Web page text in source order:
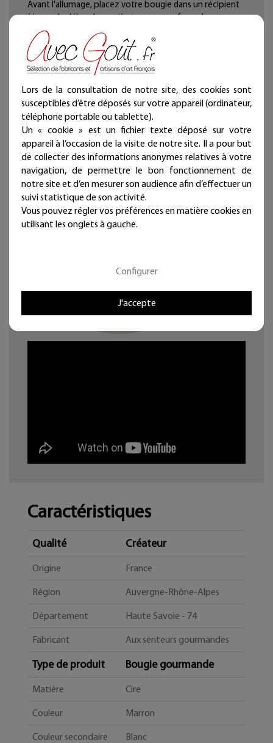
Avant l'allumage, placez votre bougie dans un récipient
(risque de débordement) et sur une surface plane.
Ne pas placer la bougie proche d'un courant d'air.
Laissez toujours votre bougie allumée au minimum
1h30 et au maximum 2h30 jusqu'à obtenir une ''piscine''
de cire, cela évitera la formation d'un puit.
Les bougies type "gourmandes" ne sont pas
comestibles.
S'agissant de fabrication artisanale, les couleurs et les
formes peuvent varier par rapport aux images.
Caractéristiques
Qualité Créateur
Origine France
Région Auvergne-Rhône-Alpes
Département Haute Savoie - 74
Fabricant Aux senteurs gourmandes
Type de produit Bougie gourmande
Matière Cire
Couleur Marron
Couleur secondaire Blanc
Lors de la consultation de notre site, des cookies sont
susceptibles d’être déposés sur votre appareil (ordinateur,
téléphone portable ou tablette).
Un « cookie » est un fichier texte déposé sur votre
appareil à l’occasion de la visite de notre site. Il a pour but
de collecter des informations anonymes relatives à votre
navigation, de permettre le bon fonctionnement de
notre site et d’en mesurer son audience afin d’effectuer un
suivi statistique de son activité.
Vous pouvez régler vos préférences en matière cookies en
utilisant les onglets à gauche.
Configurer
J'accepte